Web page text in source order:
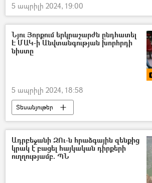
5 ապրիլի 2024, 19:00
Նյու Յորքում երկրաշարժն ընդհատել
Է ՄԱԿ-ի Անվտանգության խորհրդի
նիստը
5 ապրիլի 2024, 18:58
Տեսանյութեր
Միավորված ազգերի կազմակերպություն (ՄԱԿ)
Անվտանգության խորհուրդ
Նյու Յորք
Երկրաշարժ
Ադրբեջանի ԶՈւ-ն հրաձգային զենքից
կրակ է բացել հայկական դիրքերի
ուղղությամբ. ՊՆ